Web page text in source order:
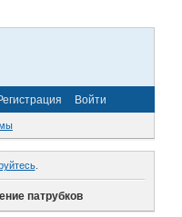
Войти
.
патрубков